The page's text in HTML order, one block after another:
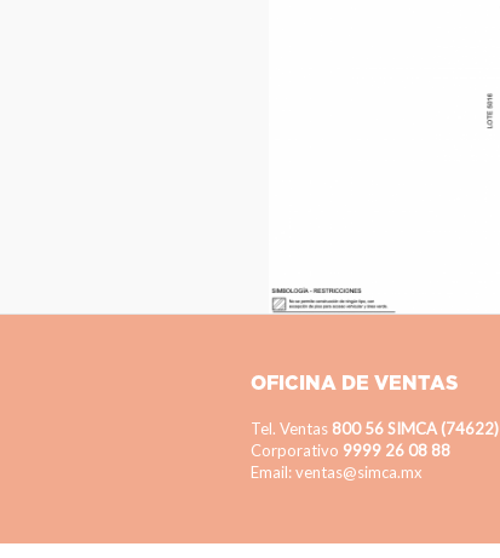
OFICINA DE VENTAS
Tel. Ventas 800 56 SIMCA (74622)
Corporativo 9999 26 08 88
Email: ventas@simca.mx